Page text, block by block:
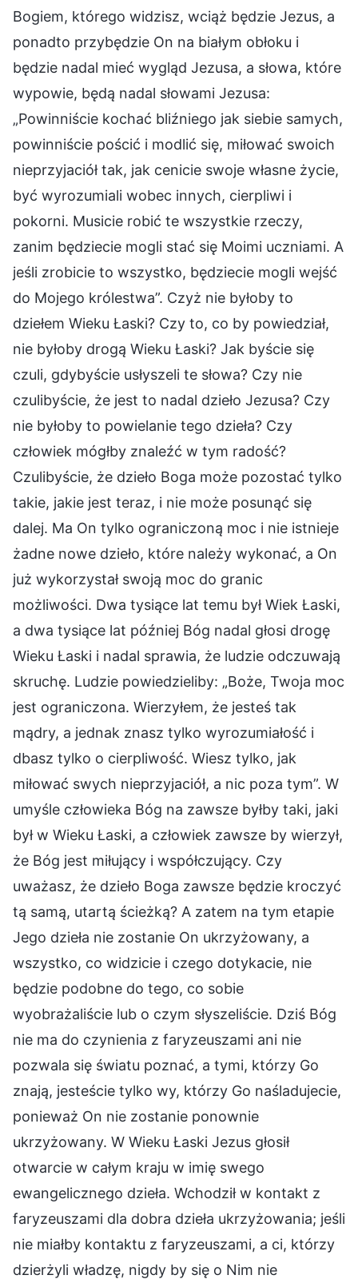
Bogiem, którego widzisz, wciąż będzie Jezus, a
ponadto przybędzie On na białym obłoku i
będzie nadal mieć wygląd Jezusa, a słowa, które
wypowie, będą nadal słowami Jezusa:
„Powinniście kochać bliźniego jak siebie samych,
powinniście pościć i modlić się, miłować swoich
nieprzyjaciół tak, jak cenicie swoje własne życie,
być wyrozumiali wobec innych, cierpliwi i
pokorni. Musicie robić te wszystkie rzeczy,
zanim będziecie mogli stać się Moimi uczniami. A
jeśli zrobicie to wszystko, będziecie mogli wejść
do Mojego królestwa”. Czyż nie byłoby to
dziełem Wieku Łaski? Czy to, co by powiedział,
nie byłoby drogą Wieku Łaski? Jak byście się
czuli, gdybyście usłyszeli te słowa? Czy nie
czulibyście, że jest to nadal dzieło Jezusa? Czy
nie byłoby to powielanie tego dzieła? Czy
człowiek mógłby znaleźć w tym radość?
Czulibyście, że dzieło Boga może pozostać tylko
takie, jakie jest teraz, i nie może posunąć się
dalej. Ma On tylko ograniczoną moc i nie istnieje
żadne nowe dzieło, które należy wykonać, a On
już wykorzystał swoją moc do granic
możliwości. Dwa tysiące lat temu był Wiek Łaski,
a dwa tysiące lat później Bóg nadal głosi drogę
Wieku Łaski i nadal sprawia, że ludzie odczuwają
skruchę. Ludzie powiedzieliby: „Boże, Twoja moc
jest ograniczona. Wierzyłem, że jesteś tak
mądry, a jednak znasz tylko wyrozumiałość i
dbasz tylko o cierpliwość. Wiesz tylko, jak
miłować swych nieprzyjaciół, a nic poza tym”. W
umyśle człowieka Bóg na zawsze byłby taki, jaki
był w Wieku Łaski, a człowiek zawsze by wierzył,
że Bóg jest miłujący i współczujący. Czy
uważasz, że dzieło Boga zawsze będzie kroczyć
tą samą, utartą ścieżką? A zatem na tym etapie
Jego dzieła nie zostanie On ukrzyżowany, a
wszystko, co widzicie i czego dotykacie, nie
będzie podobne do tego, co sobie
wyobrażaliście lub o czym słyszeliście. Dziś Bóg
nie ma do czynienia z faryzeuszami ani nie
pozwala się światu poznać, a tymi, którzy Go
znają, jesteście tylko wy, którzy Go naśladujecie,
ponieważ On nie zostanie ponownie
ukrzyżowany. W Wieku Łaski Jezus głosił
otwarcie w całym kraju w imię swego
ewangelicznego dzieła. Wchodził w kontakt z
faryzeuszami dla dobra dzieła ukrzyżowania; jeśli
nie miałby kontaktu z faryzeuszami, a ci, którzy
dzierżyli władzę, nigdy by się o Nim nie